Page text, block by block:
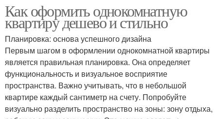
Как оформить однокомнатную
квартиру дешево и стильно
Планировка: основа успешного дизайна
Первым шагом в оформлении однокомнатной квартиры
является правильная планировка. Она определяет
функциональность и визуальное восприятие
пространства. Важно учитывать, что в небольшой
квартире каждый сантиметр на счету. Попробуйте
визуально разделить пространство на зоны: зону отдыха,